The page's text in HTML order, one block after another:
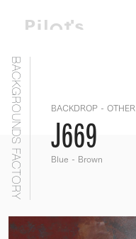
BACKGROUNDS FACTORY BACKDROP - OTHER
J669
Blue - Brown